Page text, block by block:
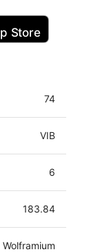
Store
74
VIB
6
183.84
Wolframium